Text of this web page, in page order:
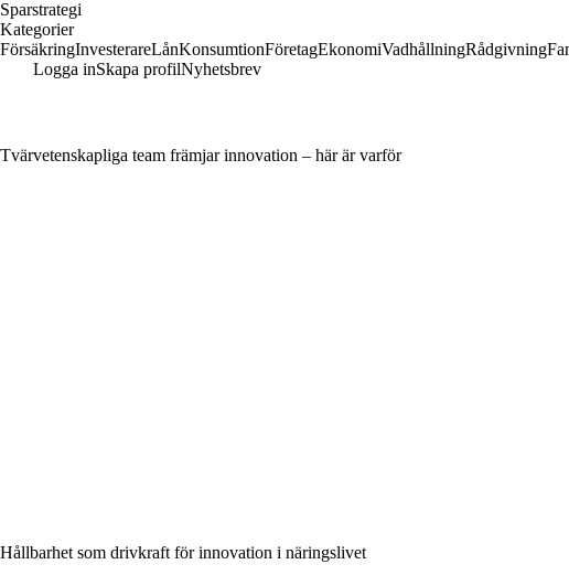
Sparstrategi
Kategorier
FörsäkringInvesterareLånKonsumtionFöretagEkonomiVadhållningRådgivning
Logga inSkapa profilNyhetsbrev
Tvärvetenskapliga team främjar innovation – här är varför
Hållbarhet som drivkraft för innovation i näringslivet